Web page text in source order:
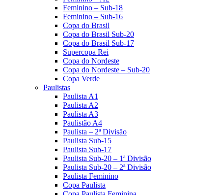
Feminino – Sub-18
Feminino – Sub-16
Copa do Brasil
Copa do Brasil Sub-20
Copa do Brasil Sub-17
Supercopa Rei
Copa do Nordeste
Copa do Nordeste – Sub-20
Copa Verde
Paulistas
Paulista A1
Paulista A2
Paulista A3
Paulistão A4
Paulista – 2ª Divisão
Paulista Sub-15
Paulista Sub-17
Paulista Sub-20 – 1ª Divisão
Paulista Sub-20 – 2ª Divisão
Paulista Feminino
Copa Paulista